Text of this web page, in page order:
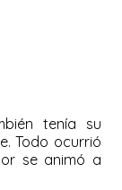
tenía su
Todo ocurrió
se animó a